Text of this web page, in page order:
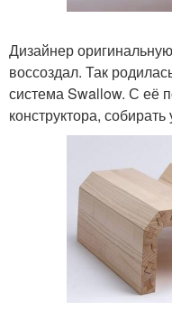
Дизайнер
воссоздал. Так
система Swallow. С её
конструктора,